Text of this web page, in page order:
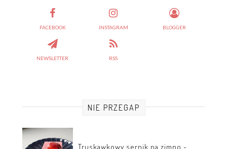
FACEBOOK INSTAGRAM BLOGGER
NEWSLETTER RSS
NIE PRZEGAP
Truskawkowy sernik na zimno -